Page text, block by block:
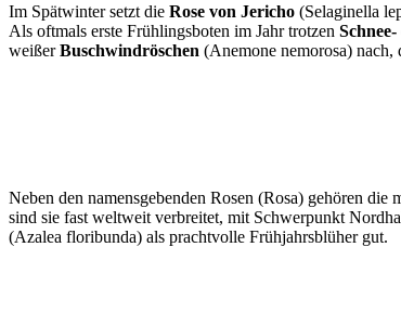
Im Spätwinter setzt die Rose von Jericho (Selaginella
Als oftmals erste Frühlingsboten im Jahr trotzen
weißerBuschwindröschen (Anemone nemorosa)
Neben den namensgebenden Rosen (Rosa) gehören
sind sie fast weltweit verbreitet, mit Schwerpunkt
(Azalea floribunda) als prachtvolle Frühjahrsblüher gut.